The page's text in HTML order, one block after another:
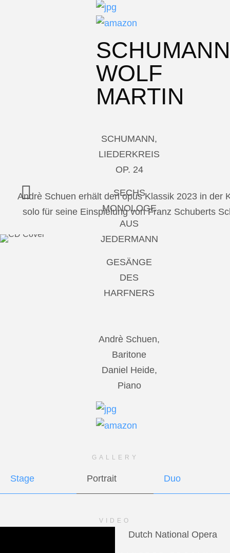
SCHUMANN
WOLF
MARTIN
SCHUMANN,
LIEDERKREIS
OP. 24
SECHS
MONOLOGE
AUS
JEDERMANN
GESÄNGE
DES
HARFNERS
Andrè Schuen,
Baritone
Daniel Heide,
Piano
GALLERY
Stage Portrait Duo
VIDEO
Dutch National Opera
Andrè Schuen erhält den opus Klassik 2023 in der
solo für seine Einspielung von Franz Schuberts